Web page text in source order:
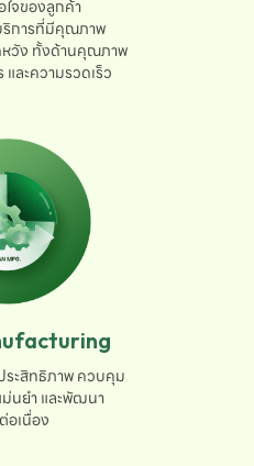
จของลูกค้า
ริการที่มีคุณภาพ
วัง ทั้งด้านคุณภาพ
และความรวดเร็ว
ะสิทธิภาพ ควบคุม
นยำ และพัฒนา
อเนื่อง